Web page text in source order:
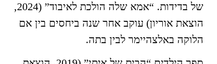
של בדידות. “אמא שלה הולכת לאיבוד” (2024,
הוצאת אוריון) עוקב אחר שנה ביחסים בין אם
הלוקה באלצהיימר לבין בתה.